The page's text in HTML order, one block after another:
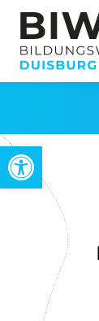
Werkzeugleiste öffnen